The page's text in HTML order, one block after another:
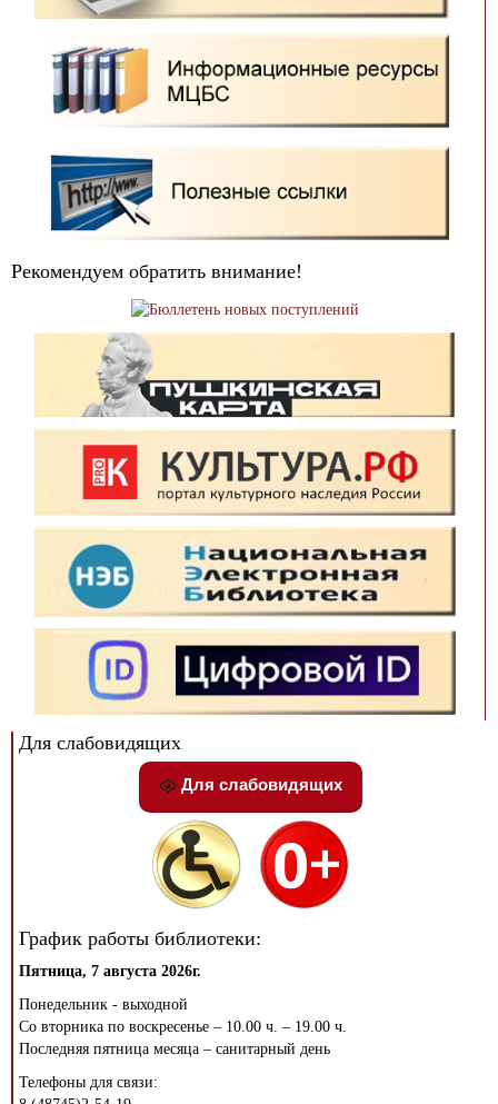
Рекомендуем обратить внимание!
Для слабовидящих
Для слабовидящих
График работы библиотеки:
Пятница, 7 августа 2026г.
Понедельник - выходной
Со вторника по воскресенье – 10.00 ч. – 19.00 ч.
Последняя пятница месяца – санитарный день
Телефоны для связи: